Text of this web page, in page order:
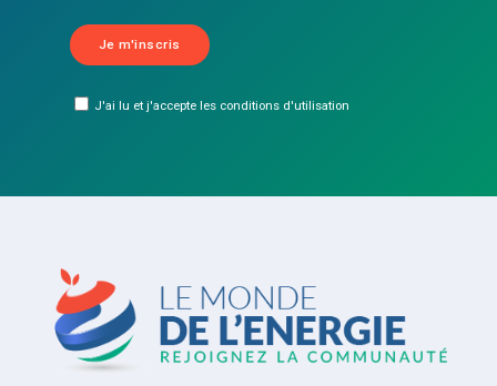
J'ai lu et j'accepte les conditions d'utilisation